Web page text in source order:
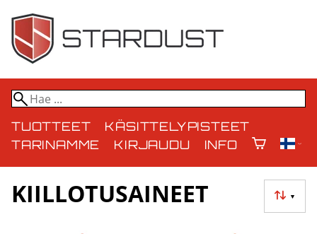
TUOTTEET
KÄSITTELYPISTEET
TARINAMME
KIRJAUDU INFO
▼
KIILLOTUSAINEET